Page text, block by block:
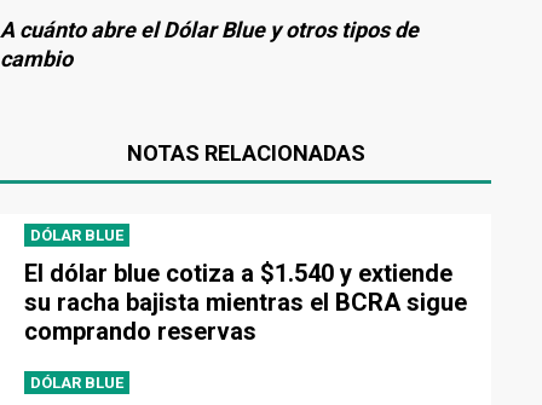
A cuánto abre el Dólar Blue y otros tipos de
cambio
NOTAS RELACIONADAS
DÓLAR BLUE
El dólar blue cotiza a $1.540 y extiende
su racha bajista mientras el BCRA sigue
comprando reservas
DÓLAR BLUE